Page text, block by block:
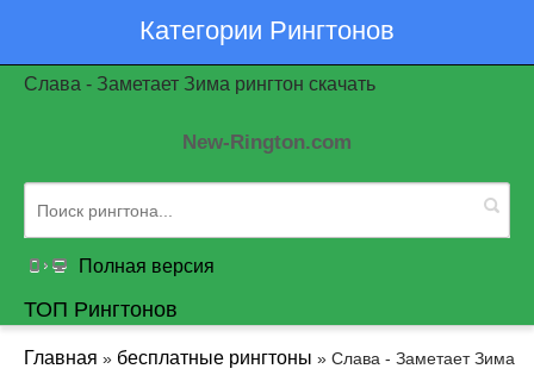
Категории Рингтонов
Слава - Заметает Зима рингтон скачать
New-Rington.com
Полная версия
ТОП Рингтонов
Главная » бесплатные рингтоны » Слава - Заметает Зима